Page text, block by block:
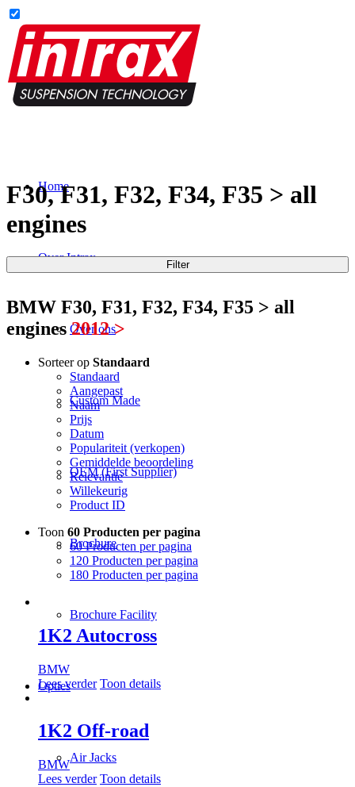
Home
Over Intrax
Over ons
Custom Made
OEM (First Supplier)
Brochure
Brochure Facility
Opties
Air Jacks
F30, F31, F32, F34, F35 > all
engines
Filter
BMW F30, F31, F32, F34, F35 > all
engines2012 >
Sorteer op Standaard
Standaard
Aangepast
Naam
Prijs
Datum
Populariteit (verkopen)
Gemiddelde beoordeling
Relevantie
Willekeurig
Product ID
Toon 60 Producten per pagina
60 Producten per pagina
120 Producten per pagina
180 Producten per pagina
1K2 Autocross
BMW
Lees verder Toon details
1K2 Off-road
BMW
Lees verder Toon details